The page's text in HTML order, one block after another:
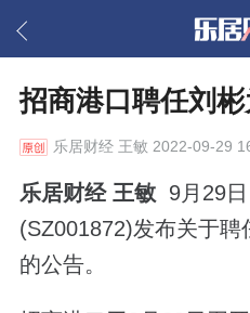
招商港口聘任刘
乐居财经王敏 2022-09-29
乐居财经 王敏 9月29日
(SZ001872)发布关于
的公告。